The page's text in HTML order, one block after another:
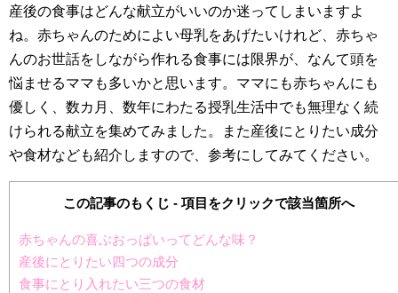
産後の食事はどんな献立がいいのか迷ってしまいますよ
ね。赤ちゃんのためによい母乳をあげたいけれど、赤ちゃ
んのお世話をしながら作れる食事には限界が、なんて頭を
悩ませるママも多いかと思います。ママにも赤ちゃんにも
優しく、数カ月、数年にわたる授乳生活中でも無理なく続
けられる献立を集めてみました。また産後にとりたい成分
や食材なども紹介しますので、参考にしてみてください。
この記事のもくじ - 項目をクリックで該当箇所へ
赤ちゃんの喜ぶおっぱいってどんな味？
産後にとりたい四つの成分
食事にとり入れたい三つの食材